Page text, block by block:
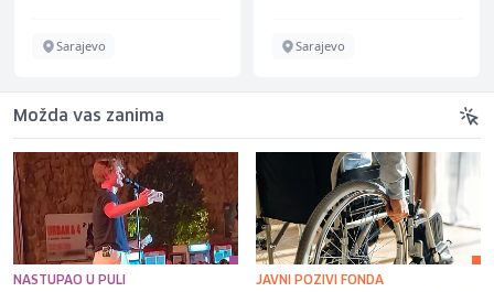
Sarajevo Sarajevo
Možda vas zanima
NASTUPAO U PULI JAVNI POZIVI FONDA